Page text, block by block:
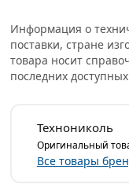
150х150х2000 мм
из категории
действительны в
Информация о
поставки, стране
товара носит
последних
Технониколь
Оригинальный
Все товары